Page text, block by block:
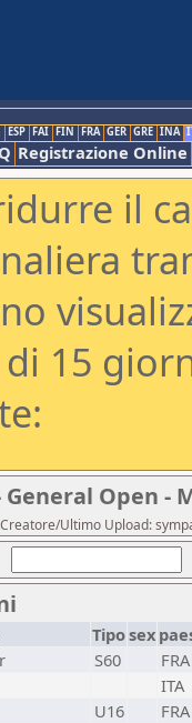
ESP FAI FIN FRA GER GRE INA
Registrazione Online
il
15
General Open -
Ultimo Upload:
Tiposex
S60
FRA
ITA
U16
FRA